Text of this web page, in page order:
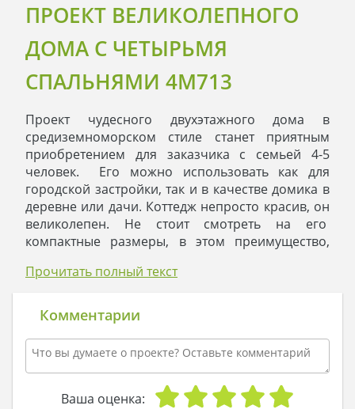
ПРОЕКТ ВЕЛИКОЛЕПНОГО
ДОМА С ЧЕТЫРЬМЯ
СПАЛЬНЯМИ 4M713
Проект чудесного двухэтажного дома в
средиземноморском стиле станет приятным
приобретением для заказчика с семьей 4-5
человек. Его можно использовать как для
городской застройки, так и в качестве домика в
деревне или дачи. Коттедж непросто красив, он
великолепен. Не стоит смотреть на его
компактные размеры, в этом преимущество,
включая стандарт в 6 соток.
грибов, словно два боровичка притулились друг
к другу. Совершенно белоснежные стены
второго этажа книзу приобретают желтоватый
оттенок. Сверху коробка в двух уровнях покрыта
четырехскатной кровлей, напоминающей
грибную шляпку, из битумной черепицы светло-
Прочитать полный текст
Комментарии
Ваша оценка: